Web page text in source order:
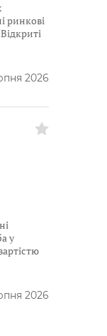
ринкові
2026
у
2026